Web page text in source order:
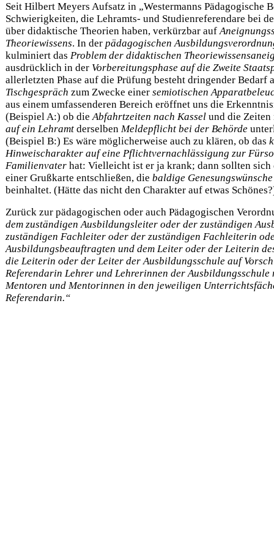
Seit Hilbert Meyers Aufsatz in „Westermanns Pädagogische
Schwierigkeiten, die Lehramts- und Studienreferendare bei
über didaktische Theorien haben, verkürzbar auf
Theoriewissens. In der pädagogischen
kulminiert das Problem der didaktischen
ausdrücklich in der Vorbereitungsphase auf die Zweite
allerletzten Phase auf die Prüfung besteht dringender Bedarf
Tischgespräch zum Zwecke einer semiotischen
aus einem umfassenderen Bereich eröffnet uns die
(Beispiel A:) ob dieAbfahrtzeiten nach Kassel und die
auf ein Lehramt derselben Meldepflicht bei der Behörde
(Beispiel B:) Es wäre möglicherweise auch zu klären, ob das
Hinweischarakter auf eine Pflichtvernachlässigung zur
Familienvater hat: Vielleicht ist er ja krank; dann sollten sich
einer Grußkarte entschließen, die baldige Genesungswünsche
beinhaltet. (Hätte das nicht den Charakter auf etwas
Zurück zur pädagogischen oder auch Pädagogischen
dem zuständigen Ausbildungsleiter oder der zuständigen
zuständigen Fachleiter oder der zuständigen Fachleiterin
Ausbildungsbeauftragten und dem Leiter oder der Leiterin
die Leiterin oder der Leiter der Ausbildungsschule auf
Referendarin Lehrer und Lehrerinnen der Ausbildungsschule
Mentoren und Mentorinnen in den jeweiligen
Referendarin.“